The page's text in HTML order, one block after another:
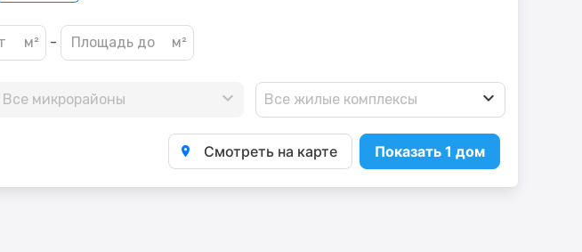
-
Все микрорайоны Все жилые комплексы
Смотреть на карте Показать 1 дом